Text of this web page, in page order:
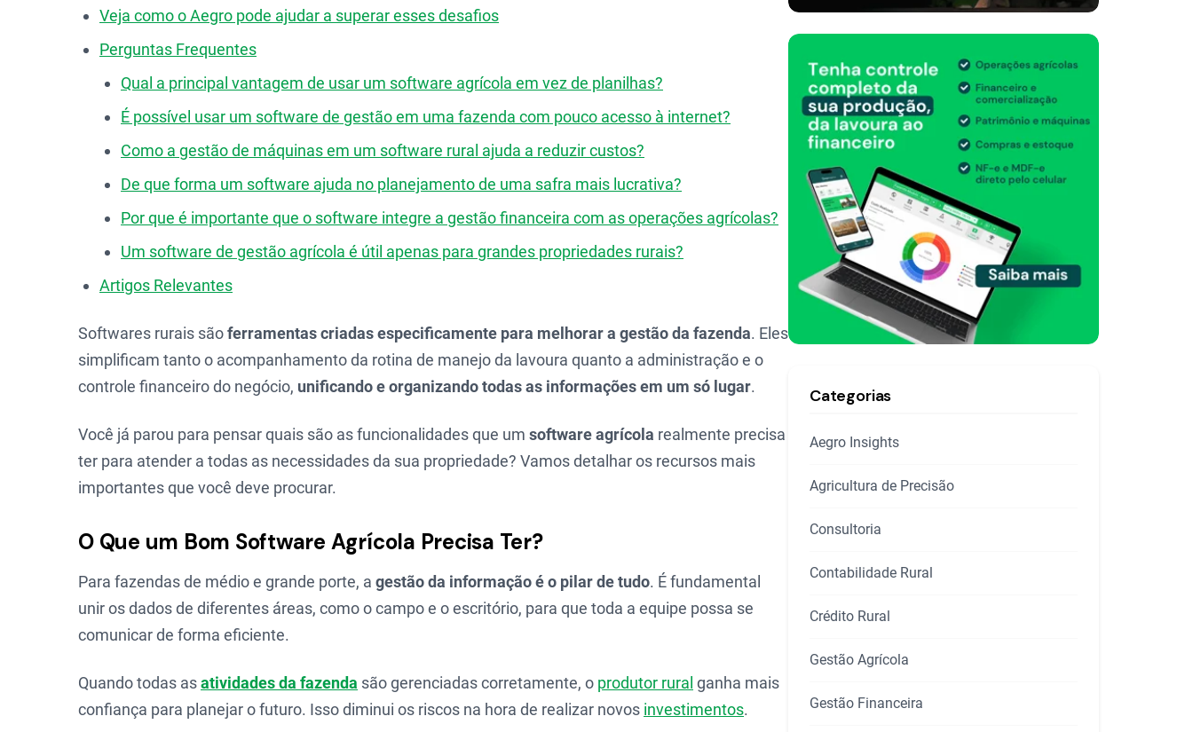
Veja como o Aegro pode ajudar a superar esses desafios
Perguntas Frequentes
Qual a principal vantagem de usar um software agrícola em vez de planilhas?
É possível usar um software de gestão em uma fazenda com pouco acesso à internet?
Como a gestão de máquinas em um software rural ajuda a reduzir custos?
De que forma um software ajuda no planejamento de uma safra mais lucrativa?
Por que é importante que o software integre a gestão financeira com as operações agrícolas?
Um software de gestão agrícola é útil apenas para grandes propriedades rurais?
Artigos Relevantes
Softwares rurais sãoferramentas criadas especificamente para melhorar a gestão da fazenda. Eles
simplificam tanto o acompanhamento da rotina de manejo da lavoura quanto a administração e o
controle financeiro do negócio, unificando e organizando todas as informações em um só lugar.
Você já parou para pensar quais são as funcionalidades que um software agrícola realmente precisa
ter para atender a todas as necessidades da sua propriedade? Vamos detalhar os recursos mais
importantes que você deve procurar.
O Que um Bom Software Agrícola Precisa Ter?
Para fazendas de médio e grande porte, a gestão da informação é o pilar de tudo. É fundamental
unir os dados de diferentes áreas, como o campo e o escritório, para que toda a equipe possa se
comunicar de forma eficiente.
Quando todas asatividades da fazenda são gerenciadas corretamente, o produtor rural ganha mais
confiança para planejar o futuro. Isso diminui os riscos na hora de realizar novos investimentos.
Categorias
Aegro Insights
Agricultura de Precisão
Consultoria
Contabilidade Rural
Crédito Rural
Gestão Agrícola
Gestão Financeira